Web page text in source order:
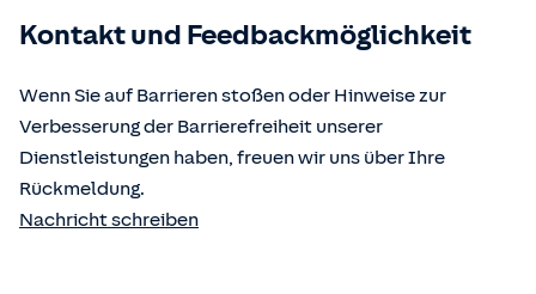
Kontakt und Feedbackmöglichkeit
Wenn Sie auf Barrieren stoßen oder Hinweise zur
Verbesserung der Barrierefreiheit unserer
Dienstleistungen haben, freuen wir uns über Ihre
Rückmeldung.
Nachricht schreiben